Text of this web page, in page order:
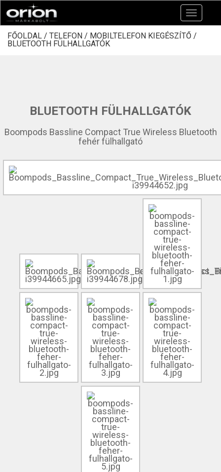
Toggle
navigation
FŐOLDAL / TELEFON / MOBILTELEFON KIEGÉSZÍTŐ /
BLUETOOTH FÜLHALLGATÓK
BLUETOOTH FÜLHALLGATÓK
Boompods Bassline Compact True Wireless Bluetooth
fehér fülhallgató